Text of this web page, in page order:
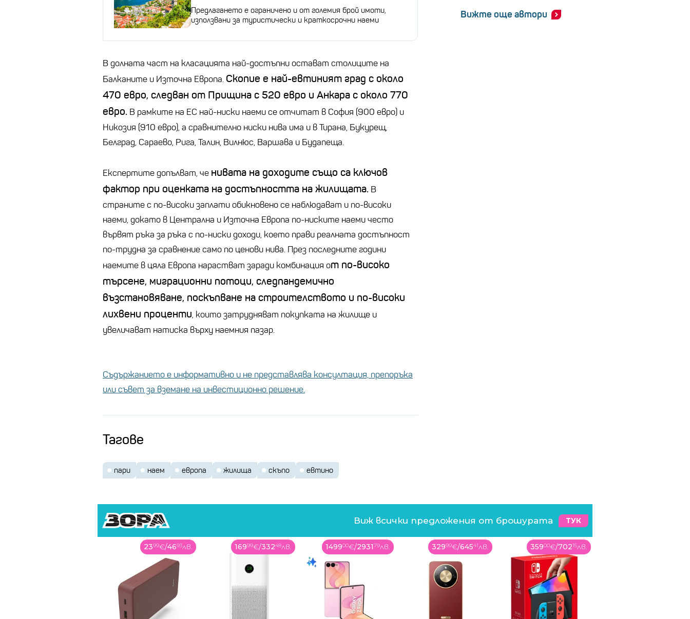
Предлагането е ограничено и от големия брой имоти,
използвани за туристически и краткосрочни наеми
В долната част на класацията най-достъпни остават столиците на
Балканите и Източна Европа. Скопие е най-евтиният град с около
470 евро, следван от Прищина с 520 евро и Анкара с около 770
евро. В рамките на ЕС най-ниски наеми се отчитат в София (900 евро) и
Никозия (910 евро), а сравнително ниски нива има и в Тирана, Букурещ,
Белград, Сараево, Рига, Талин, Вилнюс, Варшава и Будапеща.
Експертите допълват, че нивата на доходите също са ключов
фактор при оценката на достъпността на жилищата. В
страните с по-високи заплати обикновено се наблюдават и по-високи
наеми, докато в Централна и Източна Европа по-ниските наеми често
вървят ръка за ръка с по-ниски доходи, което прави реалната достъпност
по-трудна за сравнение само по ценови нива. През последните години
наемите в цяла Европа нарастват заради комбинация от по-високо
търсене, миграционни потоци, следпандемично
възстановяване, поскъпване на строителството и по-високи
лихвени проценти, които затрудняват покупката на жилище и
увеличават натиска върху наемния пазар.
Съдържанието е информативно и не представлява консултация, препоръка
или съвет за вземане на инвестиционно решение.
Тагове
пари наем европа жилища скъпо евтино
Вижте още автори
Виж всички предложения от брошурата ТУК
16999€/33248лв. 149900€/293179лв. 32999€/64541лв. 35900€/70215лв. 5990€/11716лв.